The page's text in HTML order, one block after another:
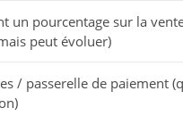
un pourcentage sur la
peut évoluer)
/ passerelle de paiement